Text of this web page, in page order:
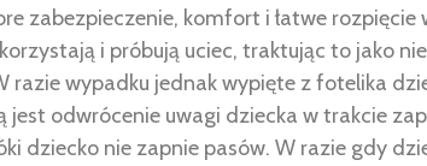
zabezpieczenie, komfort i łatwe rozpięcie
i próbują uciec, traktując to jako
razie wypadku jednak wypięte z fotelika
jest odwrócenie uwagi dziecka w trakcie
dziecko nie zapnie pasów. W razie gdy